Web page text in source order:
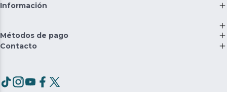
Información
Métodos de pago
Contacto